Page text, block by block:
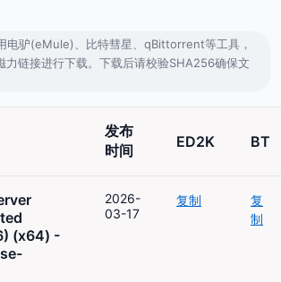
电驴(eMule)、比特彗星、qBittorrent等工具，
力链接进行下载。下载后请校验SHA256确保文
发布
时间
ED2K BT
(x64) -
2026-
03-17
复制
复
制